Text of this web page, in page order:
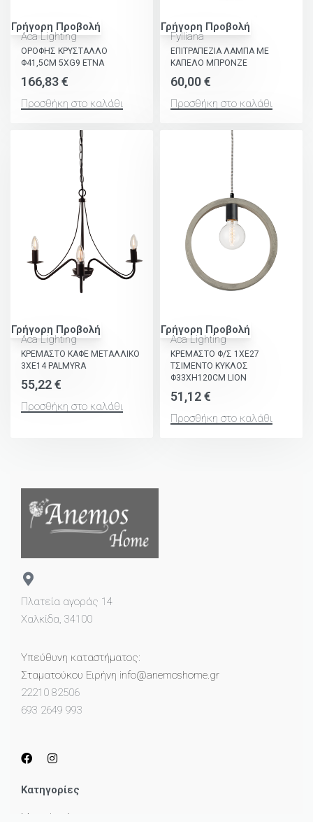
Γρήγορη Προβολή
Aca Lighting
ΟΡΟΦΗΣ ΚΡΥΣΤΑΛΛΟ
Φ41,5CM 5ΧG9 ETNA
166,83€
Προσθήκη στο καλάθι
Γρήγορη Προβολή
Fylliana
ΕΠΙΤΡΑΠΕΖΙΑ ΛΑΜΠΑ ΜΕ
ΚΑΠΕΛΟ ΜΠΡΟΝΖΕ
60,00€
Προσθήκη στο καλάθι
Γρήγορη Προβολή
Aca Lighting
ΚΡΕΜΑΣΤΟ ΚΑΦΕ ΜΕΤΑΛΛΙΚΟ
3ΧΕ14 PALMYRA
55,22€
Προσθήκη στο καλάθι
Γρήγορη Προβολή
Aca Lighting
ΚΡΕΜΑΣΤΟ Φ/Σ 1ΧΕ27
ΤΣΙΜΕΝΤΟ ΚΥΚΛΟΣ
Φ33XH120CM LION
51,12€
Προσθήκη στο καλάθι
Πλατεία αγοράς 14
Χαλκίδα, 34100
Υπεύθυνη καταστήματος:
Σταματούκου Ειρήνη info@anemoshome.gr
22210 82506
693 2649 993
Κατηγορίες
Μικροέπιπλα